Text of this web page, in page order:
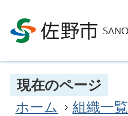
現在のページ
ホーム
組織一覧